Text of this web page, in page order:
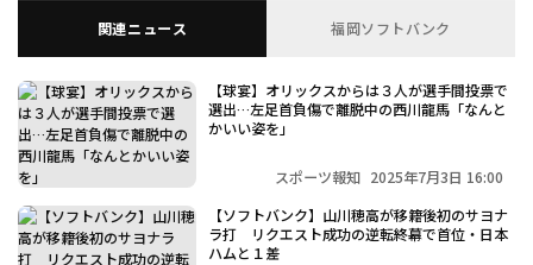
利用規約
特定商取引法の表示
関連ニュース 福岡ソフトバンク
【球宴】オリックスからは３人が選手間投票で
選出…左足首負傷で離脱中の西川龍馬「なんと
かいい姿を」
スポーツ報知 2025年7月3日 16:00
【ソフトバンク】山川穂高が移籍後初のサヨナ
ラ打 リクエスト成功の逆転終幕で首位・日本
ハムと１差